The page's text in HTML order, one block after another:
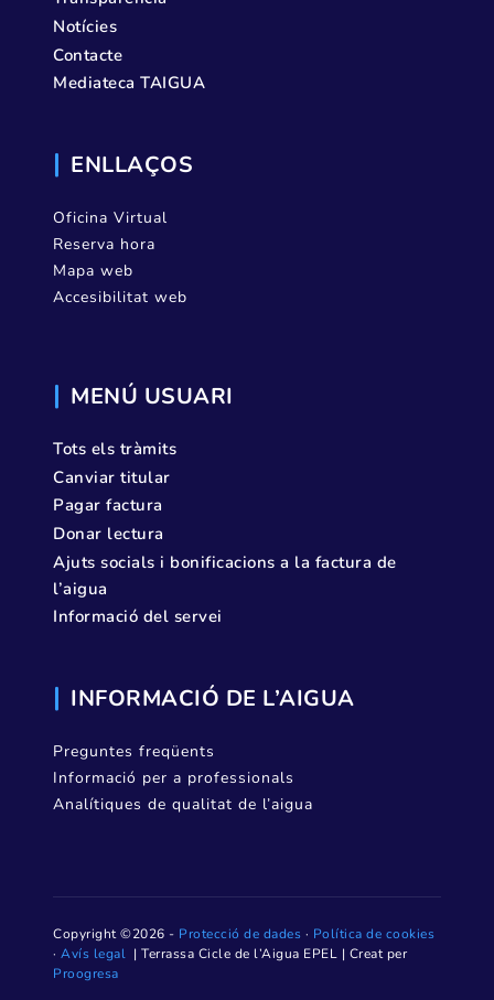
Notícies
Contacte
Mediateca TAIGUA
ENLLAÇOS
Oficina Virtual
Reserva hora
Mapa web
Accesibilitat web
MENÚ USUARI
Tots els tràmits
Canviar titular
Pagar factura
Donar lectura
Ajuts socials i bonificacions a la factura de
l’aigua
Informació del servei
INFORMACIÓ DE L’AIGUA
Preguntes freqüents
Informació per a professionals
Analítiques de qualitat de l’aigua
Copyright ©2026 - Protecció de dades · Política de cookies
· Avís legal | Terrassa Cicle de l’Aigua EPEL | Creat per
Proogresa